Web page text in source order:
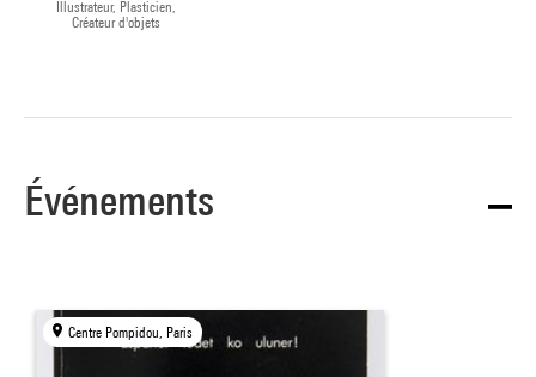
Illustrateur, Plasticien,
Créateur d'objets
Événements
Centre Pompidou, Paris